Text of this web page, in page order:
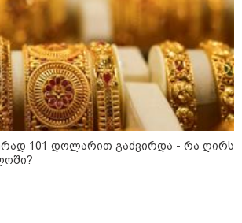
შვილის გადარჩენა შეძლო,
თუმცა თავად ძლიერი
დინებიდან გამოსვლა ვეღარ
მოახერხა და წყალმა გაიტაცა
21:52 / 09-08-2026
ვინ არიან ყველა დროის
ყველაზე მაღალანაზღაურებადი
სპორტსმენები
ყველა სიახლე
101 დოლარით გაძვირდა - რა ღირს